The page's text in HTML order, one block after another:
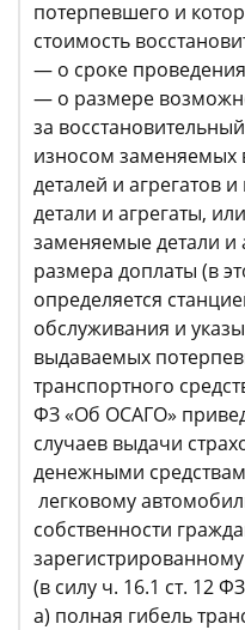
потерпевшего и
стоимость
— о сроке
— о размере
за
износом заменяемых
деталей и агрегатов
детали и агрегаты,
заменяемые детали и
размера доплаты (в
определяется
обслуживания и
выдаваемых
транспортного
ФЗ «Об ОСАГО»
случаев выдачи
денежными
легковому
собственности
(в силу ч. 16.1 ст. 12
а) полная гибель